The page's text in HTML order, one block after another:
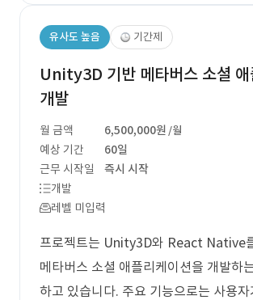
유사도 높음 기간제
Unity3D 기반 메타버스 소셜 애
개발
월 금액 6,500,000원 /월
예상 기간
60일
근무 시작일
즉시 시작
개발
레벨 미입력
프로젝트는 Unity3D와 React Native
메타버스 소셜 애플리케이션을 개발하
하고 있습니다. 주요 기능으로는 사용